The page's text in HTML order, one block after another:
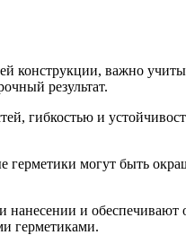
конструкции, важно
результат.
гибкостью и
могут быть
и обеспечивают
герметиками.